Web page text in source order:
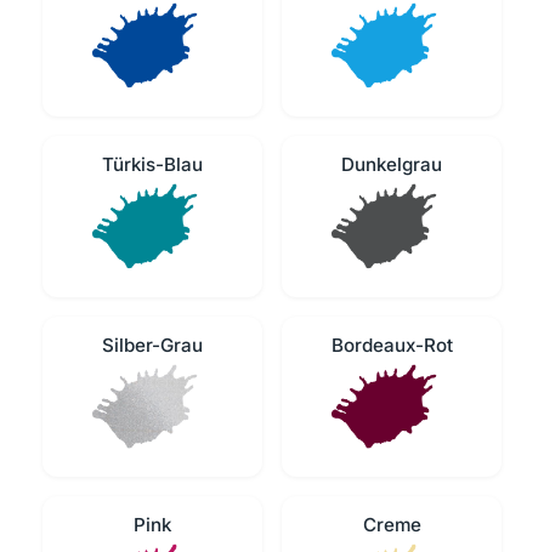
Türkis-Blau Dunkelgrau
Silber-Grau Bordeaux-Rot
Pink Creme